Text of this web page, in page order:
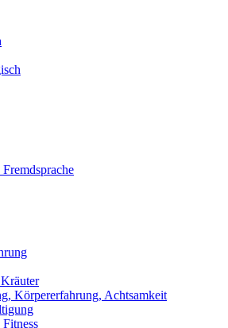
Körpererfahrung, Achtsamkeit